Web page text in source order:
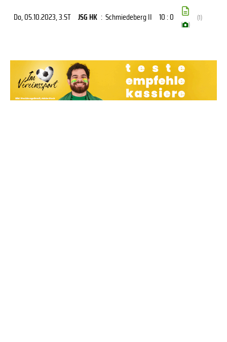
Do, 05.10.2023, 3.ST JSG HK : Schmiedeberg II 10 : 0
( )
(1)